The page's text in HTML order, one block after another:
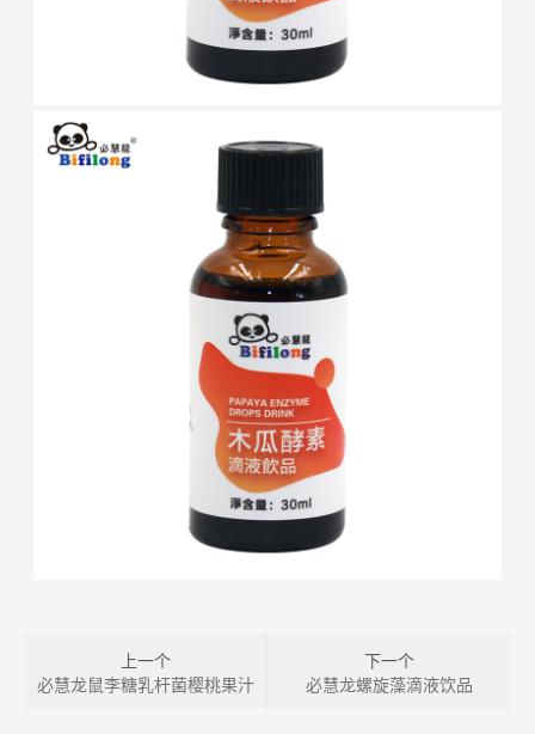
上一个
必慧龙鼠李糖乳杆菌樱桃果汁
下一个
必慧龙螺旋藻滴液饮品